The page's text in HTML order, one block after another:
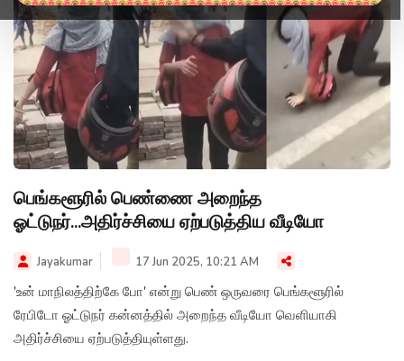
பெங்களூரில் பெண்ணை அறைந்த
ஓட்டுநர்...அதிர்ச்சியை ஏற்படுத்திய வீடியோ
Jayakumar 17 Jun 2025, 10:21 AM
'உன் மாநிலத்திற்கே போ' என்று பெண் ஒருவரை பெங்களூரில்
ரேபிடோ ஓட்டுநர் கன்னத்தில் அறைந்த வீடியோ வெளியாகி
அதிர்ச்சியை ஏற்படுத்தியுள்ளது.